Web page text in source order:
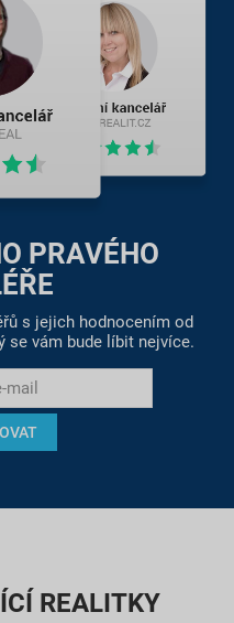
PRAVÉHO
s jejich hodnocením od
se vám bude líbit nejvíce.
mail
REALITKY